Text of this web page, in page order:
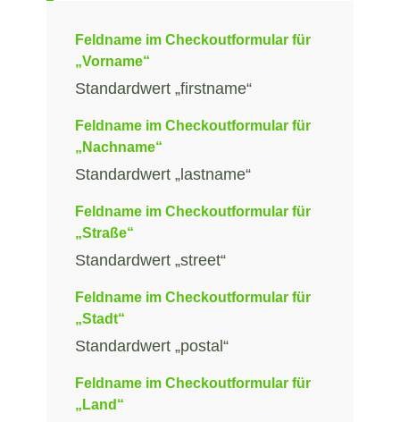
Feldname im Checkoutformular für
„Vorname“
Standardwert „firstname“
Feldname im Checkoutformular für
„Nachname“
Standardwert „lastname“
Feldname im Checkoutformular für
„Straße“
Standardwert „street“
Feldname im Checkoutformular für
„Stadt“
Standardwert „postal“
Feldname im Checkoutformular für
„Land“